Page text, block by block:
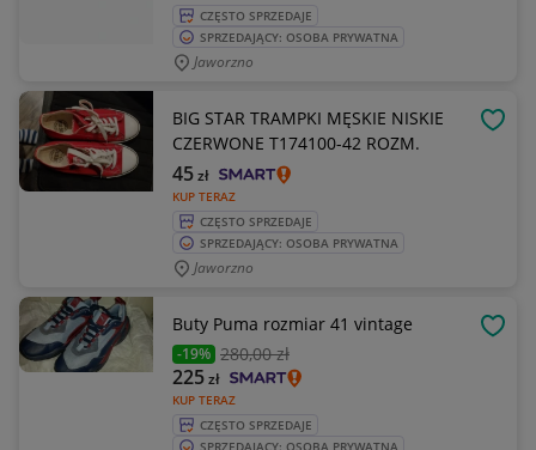
CZĘSTO SPRZEDAJE
SPRZEDAJĄCY: OSOBA PRYWATNA
Jaworzno
BIG STAR TRAMPKI MĘSKIE NISKIE
CZERWONE T174100-42 ROZM.
KUP TERAZ
45zł
CZĘSTO SPRZEDAJE
SPRZEDAJĄCY: OSOBA PRYWATNA
Jaworzno
Buty Puma rozmiar 41 vintage
-19% 280,00 zł
KUP TERAZ
225zł
CZĘSTO SPRZEDAJE
SPRZEDAJĄCY: OSOBA PRYWATNA